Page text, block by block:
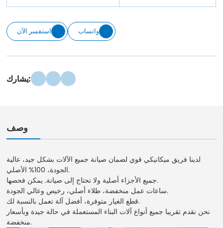
استفسر الآن واتساب
يشارك:
وصف
لدينا فريق ميكانيكي قوي لضمان صيانة جميع الآلات بشكل جيد، عالية
الجودة، 100% الأصلي.
جميع الأجزاء أصلية ولا تحتاج إلى صيانة. يمكن فحصها.
ساعات عمل منخفضة، طلاء أصلي، رخيص وعالي الجودة.
قطع الغيار متوفرة، أفضل آلة تعمل بالنسبة لك.
نحن نقدم تقريبا جميع أنواع آلات البناء المستعملة في حالة جيدة وبأسعار
منخفضة.